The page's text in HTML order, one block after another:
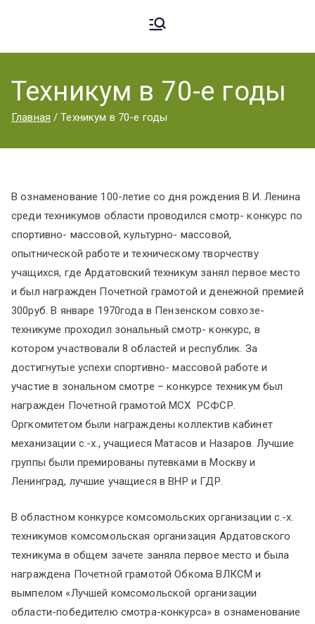
Ардато
вский
Аграрн
ый
Техник
ум
аграрный
Техникум в 70-е годы
Главная Техникум в 70-е годы
В ознаменование 100-летие со дня рождения В.И. Ленина
среди техникумов области проводился смотр- конкурс по
спортивно- массовой, культурно- массовой,
опытнической работе и техническому творчеству
учащихся, где Ардатовский техникум занял первое место
и был награжден Почетной грамотой и денежной премией
300руб. В январе 1970года в Пензенском совхозе-
техникуме проходил зональный смотр- конкурс, в
котором участвовали 8 областей и республик. За
достигнутые успехи спортивно- массовой работе и
участие в зональном смотре – конкурсе техникум был
награжден Почетной грамотой МСХ РСФСР.
Оргкомитетом были награждены коллектив кабинет
механизации с.-х., учащиеся Матасов и Назаров. Лучшие
группы были премированы путевками в Москву и
Ленинград, лучшие учащиеся в ВНР и ГДР.
В областном конкурсе комсомольских организации с.-х.
техникумов комсомольская организация Ардатовского
техникума в общем зачете заняла первое место и была
награждена Почетной грамотой Обкома ВЛКСМ и
вымпелом «Лучшей комсомольской организации
области-победителю смотра-конкурса» в ознаменование